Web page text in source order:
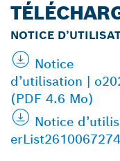
NOTICE
Notice
d’utilisation |
(PDF 4.6 Mo)
Notice